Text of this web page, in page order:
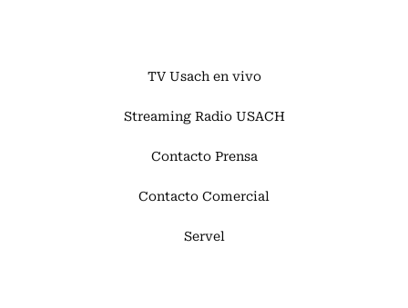
TV Usach en vivo
Streaming Radio USACH
Contacto Prensa
Contacto Comercial
Servel